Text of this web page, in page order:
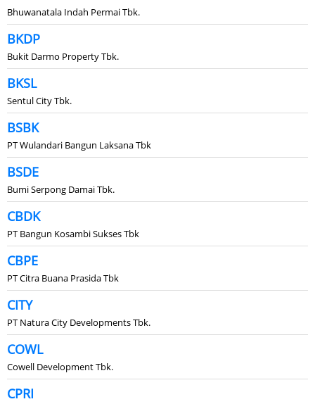
Bhuwanatala Indah Permai Tbk.
BKDP
Bukit Darmo Property Tbk.
BKSL
Sentul City Tbk.
BSBK
PT Wulandari Bangun Laksana Tbk
BSDE
Bumi Serpong Damai Tbk.
CBDK
PT Bangun Kosambi Sukses Tbk
CBPE
PT Citra Buana Prasida Tbk
CITY
PT Natura City Developments Tbk.
COWL
Cowell Development Tbk.
CPRI